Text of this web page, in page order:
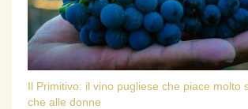
Il Primitivo: il vino pugliese che piace molto
che alle donne